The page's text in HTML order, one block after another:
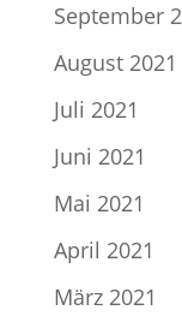
September
August 2021
Juli 2021
Juni 2021
Mai 2021
April 2021
März 2021